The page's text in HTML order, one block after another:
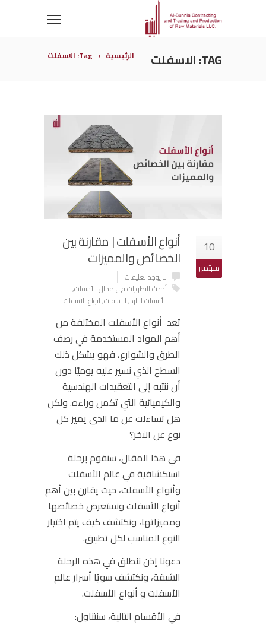
الرئيسية Tag: الاسفلت TAG: الاسفلت
10
سبتمبر
أنواع الأسفلت | مقارنة بين
الخصائص والمميزات
لا يوجد تعليقات
أحدث التطورات في مجال الأسفلت,
الأسفلت البارد,الاسفلت,انواع الاسفلت
تعد أنواع الأسفلت المختلفة من
أهم المواد المستخدمة في رصف
الطرق والشوارع، فهو يشكل ذلك
السطح الذي نسير عليه يوميًا دون
أن ننتبه إلى التعقيدات الهندسية
والكيميائية التي تكمن وراءه. ولكن
هل تساءلت عن ما الذي يميز كل
نوع عن الآخر؟
في هذا المقال، سنقوم برحلة
استكشافية في عالم الأسفلت
وأنواع الأسفلت، حيث يقارن بين أهم
أنواع الأسفلت ونستعرض خصائصها
ومميزاتها، ونكتشف كيف يتم اختيار
النوع المناسب لكل تطبيق.
دعونا إذن ننطلق في هذه الرحلة
الشيقة، ونكتشف سويًا أسرار عالم
الأسفلت و أنواع الأسفلت.
في الأقسام التالية، سنتناول: